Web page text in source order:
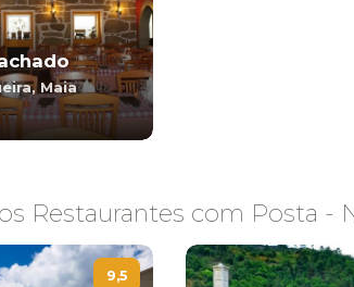
Maia
Restaurantes com Posta -
9,5